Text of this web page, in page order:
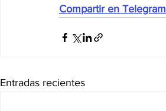
Compartir en Telegram
Entradas recientes